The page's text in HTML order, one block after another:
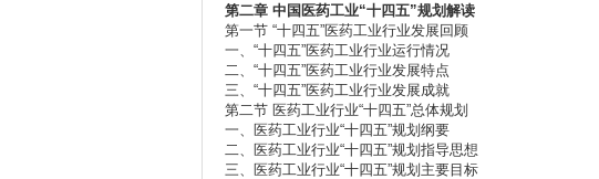
第二章 中国医药工业“十四五”规划解读
第一节 “十四五”医药工业行业发展回顾
一、“十四五”医药工业行业运行情况
二、“十四五”医药工业行业发展特点
三、“十四五”医药工业行业发展成就
第二节 医药工业行业“十四五”总体规划
一、医药工业行业“十四五”规划纲要
二、医药工业行业“十四五”规划指导思想
三、医药工业行业“十四五”规划主要目标